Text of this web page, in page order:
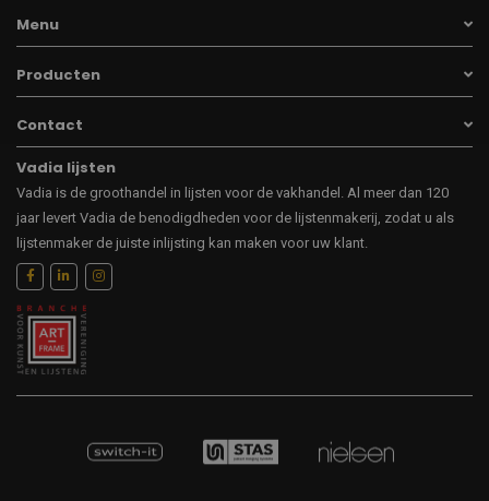
Menu
Producten
Contact
Vadia lijsten
Vadia is de groothandel in lijsten voor de vakhandel. Al meer dan 120
jaar levert Vadia de benodigdheden voor de lijstenmakerij, zodat u als
lijstenmaker de juiste inlijsting kan maken voor uw klant.